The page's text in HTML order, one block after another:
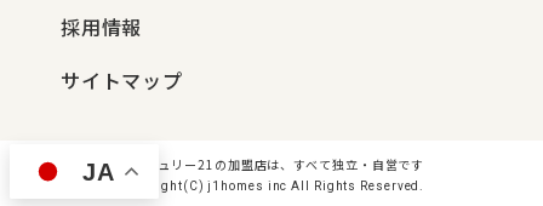
採用情報
サイトマップ
センチュリー21の加盟店は、すべて独立・自営です
Copyright(C) j1homes inc All Rights Reserved.
JA